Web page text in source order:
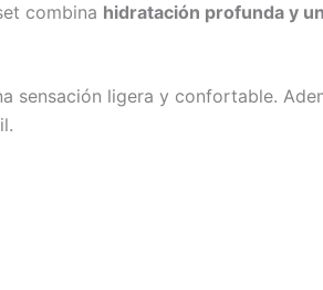
combina hidratación profunda y
sensación ligera y confortable.